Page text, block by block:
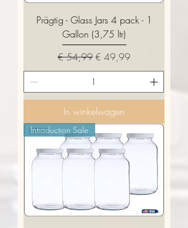
Prägtig - Glass Jars 4 pack - 1
Gallon (3,75 ltr)
Normale prijs
€ 54,99Verkoopprijs
€ 49,99
In winkelwagen
Introduction Sale